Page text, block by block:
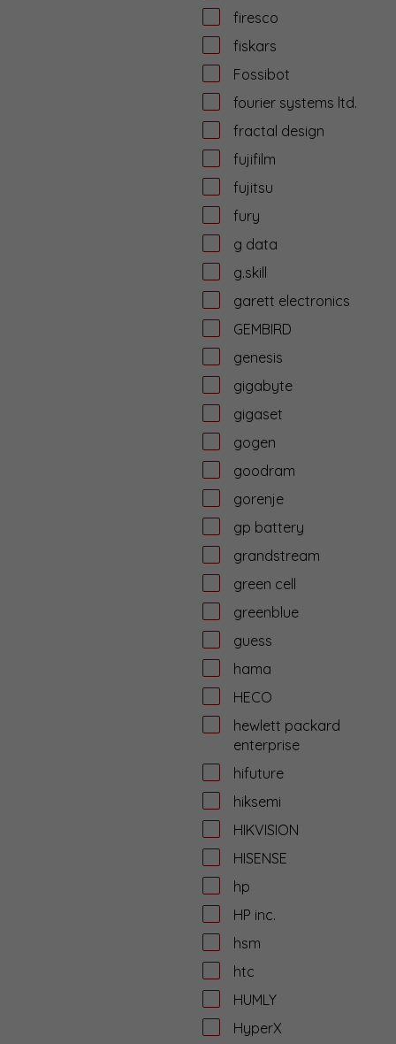
firesco
fiskars
Fossibot
fourier systems ltd.
fractal design
fujifilm
fujitsu
fury
g data
g.skill
garett electronics
GEMBIRD
genesis
gigabyte
gigaset
gogen
goodram
gorenje
gp battery
grandstream
green cell
greenblue
guess
hama
HECO
hewlett packard
enterprise
hifuture
hiksemi
HIKVISION
HISENSE
hp
HP inc.
hsm
htc
HUMLY
HyperX